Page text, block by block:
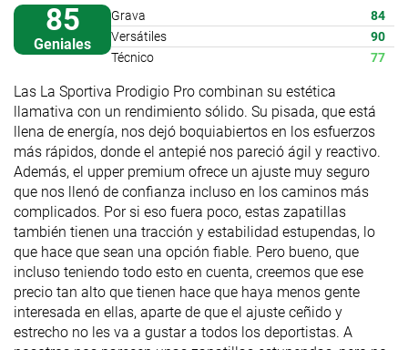
85
Geniales
Grava
84
Versátiles
90
Técnico
77
Las La Sportiva Prodigio Pro combinan su estética
llamativa con un rendimiento sólido. Su pisada, que está
llena de energía, nos dejó boquiabiertos en los esfuerzos
más rápidos, donde el antepié nos pareció ágil y reactivo.
Además, el upper premium ofrece un ajuste muy seguro
que nos llenó de confianza incluso en los caminos más
complicados. Por si eso fuera poco, estas zapatillas
también tienen una tracción y estabilidad estupendas, lo
que hace que sean una opción fiable. Pero bueno, que
incluso teniendo todo esto en cuenta, creemos que ese
precio tan alto que tienen hace que haya menos gente
interesada en ellas, aparte de que el ajuste ceñido y
estrecho no les va a gustar a todos los deportistas. A